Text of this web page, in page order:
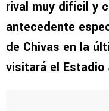
rival muy difícil y
antecedente
de Chivas en la
visitará el Estadio